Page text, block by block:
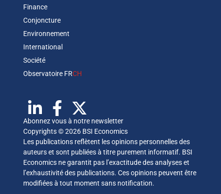
Finance
Conjoncture
Environnement
International
Société
Observatoire FRCH
Abonnez vous à notre newsletter
Copyrights © 2026 BSI Economics
Les publications reflètent les opinions personnelles des
auteurs et sont publiées à titre purement informatif. BSI
Economics ne garantit pas l’exactitude des analyses et
l’exhaustivité des publications. Ces opinions peuvent être
modifiées à tout moment sans notification.